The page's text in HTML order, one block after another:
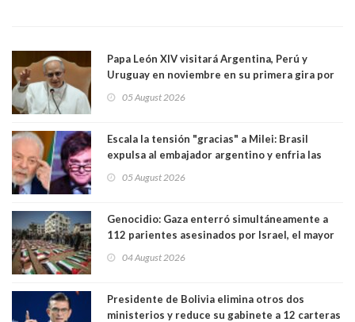
Papa León XIV visitará Argentina, Perú y
Uruguay en noviembre en su primera gira por
05 August 2026
Escala la tensión "gracias" a Milei: Brasil
expulsa al embajador argentino y enfria las
trasandino
05 August 2026
Genocidio: Gaza enterró simultáneamente a
112 parientes asesinados por Israel, el mayor
muertos figuran 44 niños y nueve ancianos
04 August 2026
Presidente de Bolivia elimina otros dos
ministerios y reduce su gabinete a 12 carteras